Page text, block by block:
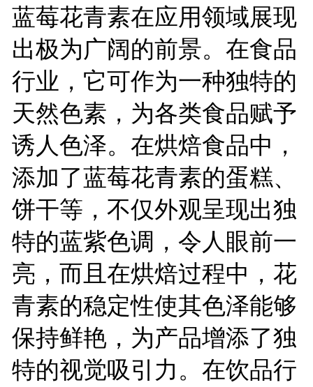
蓝莓花青素在应用领域展现
出极为广阔的前景。在食品
行业，它可作为一种独特的
天然色素，为各类食品赋予
诱人色泽。在烘焙食品中，
添加了蓝莓花青素的蛋糕、
饼干等，不仅外观呈现出独
特的蓝紫色调，令人眼前一
亮，而且在烘焙过程中，花
青素的稳定性使其色泽能够
保持鲜艳，为产品增添了独
特的视觉吸引力。在饮品行